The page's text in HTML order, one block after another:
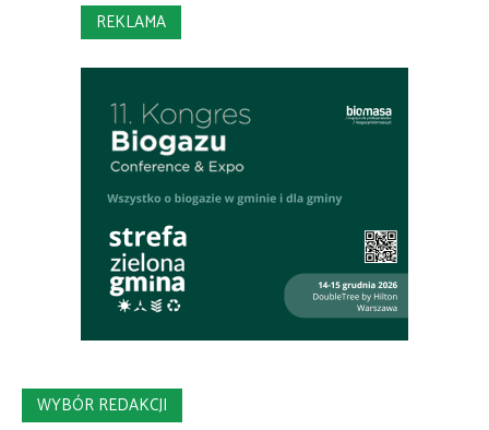
REKLAMA
WYBÓR REDAKCJI